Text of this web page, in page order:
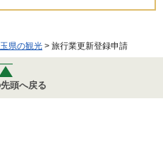
県の観光 > 旅行業更新登録申請
頭へ戻る